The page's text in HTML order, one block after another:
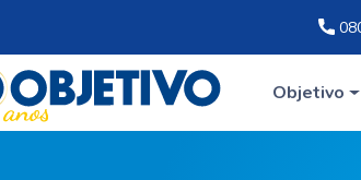
Objetivo